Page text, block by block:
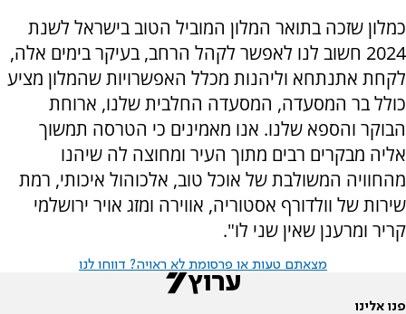
כמלון שזכה בתואר המלון המוביל הטוב בישראל לשנת
2024 חשוב לנו לאפשר לקהל הרחב, בעיקר בימים אלה,
לקחת אתנתחא וליהנות מכלל האפשרויות שהמלון מציע
כולל בר המסעדה, המסעדה החלבית שלנו, ארוחת
הבוקר והספא שלנו. אנו מאמינים כי הטרסה תמשוך
אליה מבקרים רבים מתוך העיר ומחוצה לה שיהנו
מהחוויה המשולבת של אוכל טוב, אלכוהול איכותי, רמת
שירות של וולדורף אסטוריה, אווירה ומזג אויר ירושלמי
קריר ומרענן שאין שני לו".
מצאתם טעות או פרסומת לא ראויה? דווחו לנו
פנו אלינו